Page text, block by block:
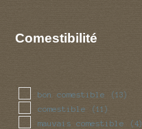
Comestibilité
bon comestible (13)
comestible (11)
mauvais comestible (4)